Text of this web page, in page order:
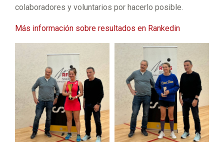
colaboradores y voluntarios por hacerlo posible.
Más información sobre resultados en Rankedin